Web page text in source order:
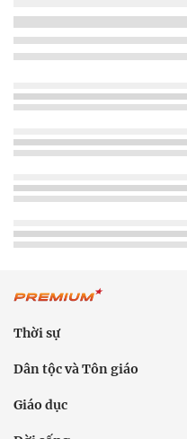
Thời sự
Dân tộc và Tôn giáo
Giáo dục